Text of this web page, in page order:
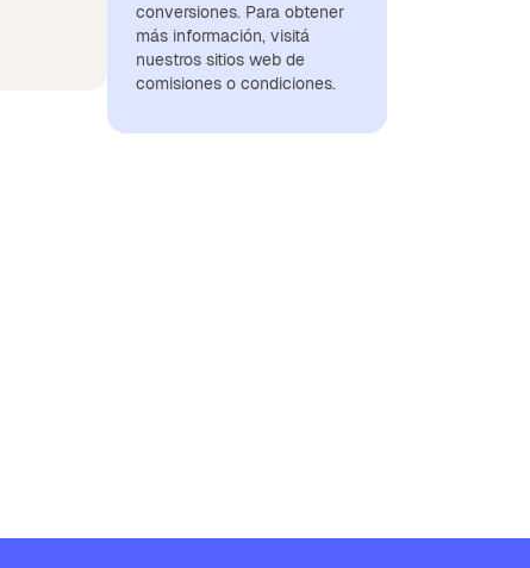
conversiones. Para obtener
más información, visitá
nuestros sitios web de
comisiones o condiciones.